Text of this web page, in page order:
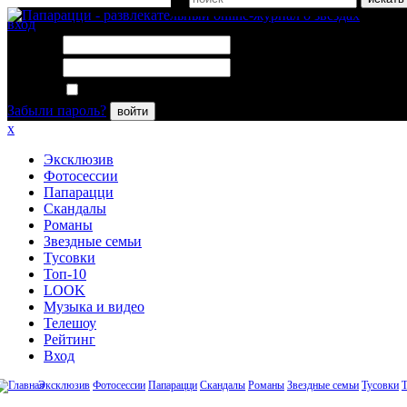
вход
Забыли пароль?
войти
x
Эксклюзив
Фотосессии
Папарацци
Скандалы
Романы
Звездные семьи
Тусовки
Топ-10
LOOK
Музыка и видео
Телешоу
Рейтинг
Вход
Эксклюзив Фотосессии Папарацци Скандалы Романы Звездные семьи Тусовки